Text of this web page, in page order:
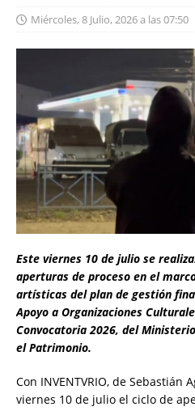
Miércoles, 8 Julio, 2026 a las 07:50
Este viernes 10 de julio se
aperturas de proceso en el
artísticas del plan de gestión
Apoyo a Organizaciones
Convocatoria 2026, del
el Patrimonio.
Con INVENTVRIO, de Sebastián
viernes 10 de julio el ciclo de